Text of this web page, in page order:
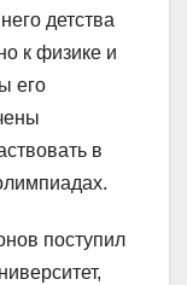
детства
к физике и
его
в
поступил